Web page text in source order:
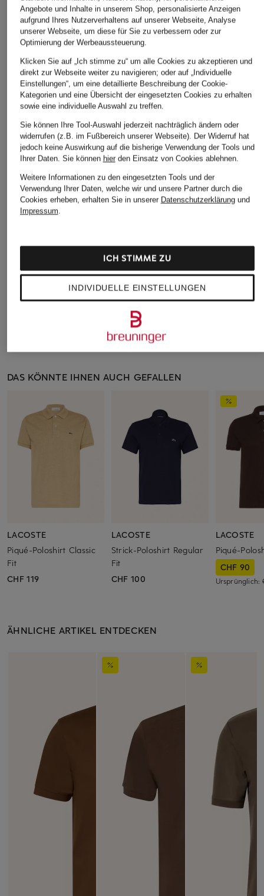
Jetzt Neukunde werden und Preisvorteil sichern. Code
NEW20im letzten Bestellschritt einlösen.Details
Größe
Dieser Artikel fälltnormal aus.
IN DEN WARENKORB
DAS KÖNNTE IHNEN AUCH GEFALLEN
LACOSTE
Piqué-Poloshirt Classic
Fit
CHF 119
LACOSTE
Strick-Poloshirt Regular
Fit
CHF 100
LACOSTE
Piqué-
CHF 90
Ursprünglich:
ÄHNLICHE ARTIKEL ENTDECKEN
Angebote und Inhalte in unserem Shop, personalisierte Anzeigen
aufgrund Ihres Nutzerverhaltens auf unserer Webseite, Analyse
unserer Webseite, um diese für Sie zu verbessern oder zur
Optimierung der Werbeaussteuerung.
Klicken Sie auf „Ich stimme zu“ um alle Cookies zu akzeptieren und
direkt zur Webseite weiter zu navigieren; oder auf „Individuelle
Einstellungen“, um eine detaillierte Beschreibung der Cookie-
Kategorien und eine Übersicht der eingesetzten Cookies zu erhalten
sowie eine individuelle Auswahl zu treffen.
Sie können Ihre Tool-Auswahl jederzeit nachträglich ändern oder
widerrufen (z.B. im Fußbereich unserer Webseite). Der Widerruf hat
jedoch keine Auswirkung auf die bisherige Verwendung der Tools und
Ihrer Daten. Sie können hierden Einsatz von Cookies ablehnen.
Weitere Informationen zu den eingesetzten Tools und der
Verwendung Ihrer Daten, welche wir und unsere Partner durch die
Cookies erheben, erhalten Sie in unserer Datenschutzerklärungund
Impressum.
INDIVIDUELLE EINSTELLUNGEN
ICH STIMME ZU